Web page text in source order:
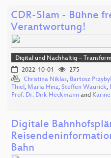
CDR-Slam - Bühne
Verantwortung!
Digital und Nachhaltig –
2022-10-01
275
Christina Niklas, Bartosz
Thiel, Maria Hinz, Steffen Waurick,
Prof. Dr. Dirk Heckmann and
Digitale
Bahn